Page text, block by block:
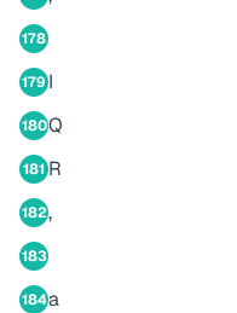
178
179 I
180Q
181 R
182,
183
184a